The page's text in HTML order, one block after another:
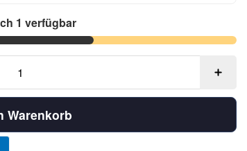
1 verfügbar
Warenkorb